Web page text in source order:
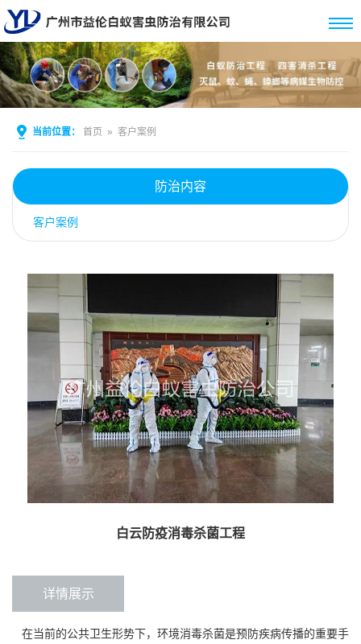
当前位置： 首页 » 客户案例
防治内容
客户案例
白云防疫消毒杀菌工程
详情展示
在当前的公共卫生形势下，环境消毒杀菌是预防疾病传播的重要手